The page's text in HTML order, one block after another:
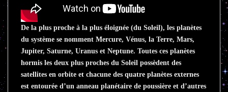
De la plus proche à la plus éloignée (du Soleil), les planètes
du système se nomment Mercure, Vénus, la Terre, Mars,
Jupiter, Saturne, Uranus et Neptune. Toutes ces planètes
hormis les deux plus proches du Soleil possèdent des
satellites en orbite et chacune des quatre planètes externes
est entourée d’un anneau planétaire de poussière et d’autres